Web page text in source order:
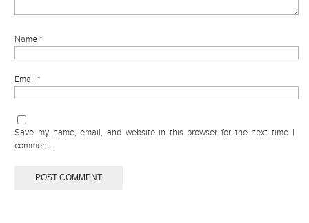
Name*
Email*
Save my name, email, and website in this browser for the next time I
comment.